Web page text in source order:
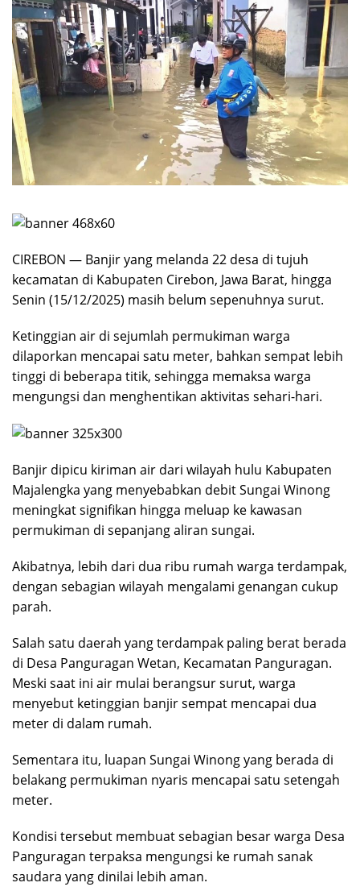
CIREBON — Banjir yang melanda 22 desa di tujuh
kecamatan di Kabupaten Cirebon, Jawa Barat, hingga
Senin (15/12/2025) masih belum sepenuhnya surut.
Ketinggian air di sejumlah permukiman warga
dilaporkan mencapai satu meter, bahkan sempat lebih
tinggi di beberapa titik, sehingga memaksa warga
mengungsi dan menghentikan aktivitas sehari-hari.
Banjir dipicu kiriman air dari wilayah hulu Kabupaten
Majalengka yang menyebabkan debit Sungai Winong
meningkat signifikan hingga meluap ke kawasan
permukiman di sepanjang aliran sungai.
Akibatnya, lebih dari dua ribu rumah warga terdampak,
dengan sebagian wilayah mengalami genangan cukup
parah.
Salah satu daerah yang terdampak paling berat berada
di Desa Panguragan Wetan, Kecamatan Panguragan.
Meski saat ini air mulai berangsur surut, warga
menyebut ketinggian banjir sempat mencapai dua
meter di dalam rumah.
Sementara itu, luapan Sungai Winong yang berada di
belakang permukiman nyaris mencapai satu setengah
meter.
Kondisi tersebut membuat sebagian besar warga Desa
Panguragan terpaksa mengungsi ke rumah sanak
saudara yang dinilai lebih aman.